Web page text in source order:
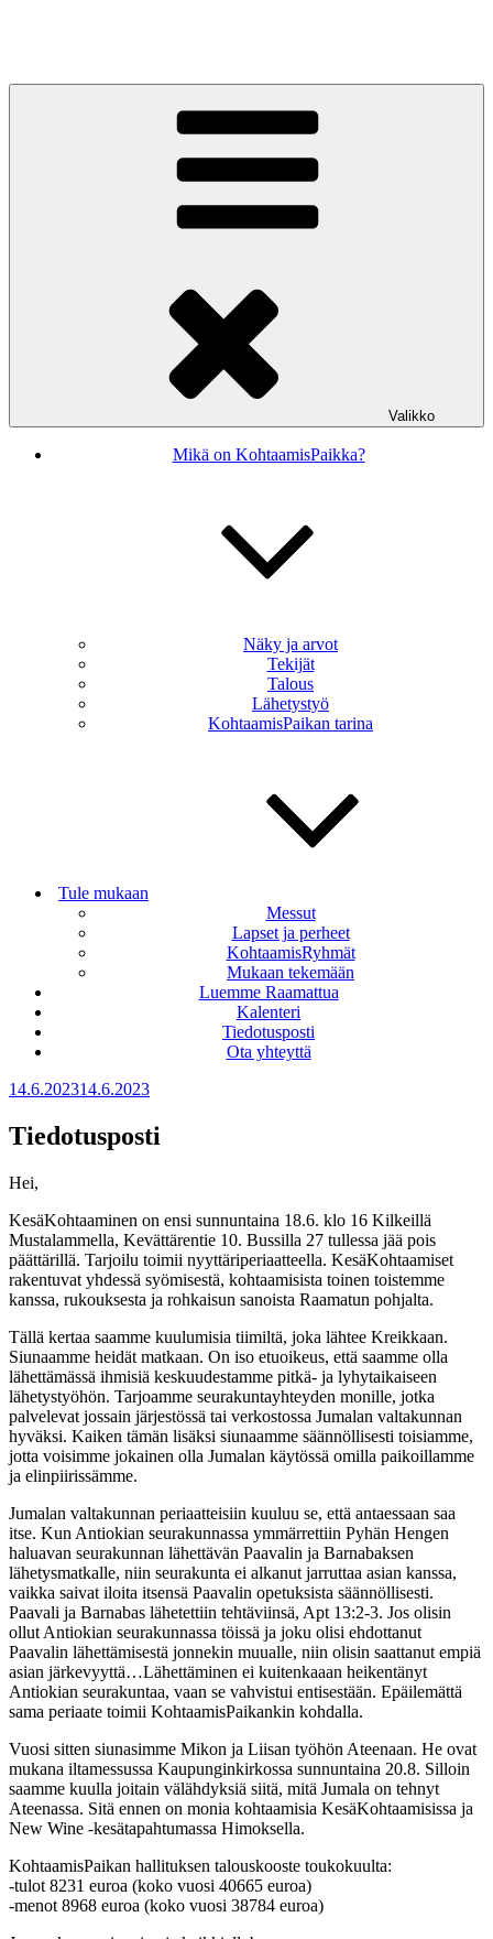
Valikko
Mikä on KohtaamisPaikka?
Näky ja arvot
Tekijät
Talous
Lähetystyö
KohtaamisPaikan tarina
Tule mukaan
Messut
Lapset ja perheet
KohtaamisRyhmät
Mukaan tekemään
Luemme Raamattua
Kalenteri
Tiedotusposti
Ota yhteyttä
Julkaistu
14.6.202314.6.2023
Tiedotusposti
Hei,
KesäKohtaaminen on ensi sunnuntaina 18.6. klo 16 Kilkeillä
Mustalammella, Kevättärentie 10. Bussilla 27 tullessa jää pois
päättärillä. Tarjoilu toimii nyyttäriperiaatteella. KesäKohtaamiset
rakentuvat yhdessä syömisestä, kohtaamisista toinen toistemme
kanssa, rukouksesta ja rohkaisun sanoista Raamatun pohjalta.
Tällä kertaa saamme kuulumisia tiimiltä, joka lähtee Kreikkaan.
Siunaamme heidät matkaan. On iso etuoikeus, että saamme olla
lähettämässä ihmisiä keskuudestamme pitkä- ja lyhytaikaiseen
lähetystyöhön. Tarjoamme seurakuntayhteyden monille, jotka
palvelevat jossain järjestössä tai verkostossa Jumalan valtakunnan
hyväksi. Kaiken tämän lisäksi siunaamme säännöllisesti toisiamme,
jotta voisimme jokainen olla Jumalan käytössä omilla paikoillamme
ja elinpiirissämme.
Jumalan valtakunnan periaatteisiin kuuluu se, että antaessaan saa
itse. Kun Antiokian seurakunnassa ymmärrettiin Pyhän Hengen
haluavan seurakunnan lähettävän Paavalin ja Barnabaksen
lähetysmatkalle, niin seurakunta ei alkanut jarruttaa asian kanssa,
vaikka saivat iloita itsensä Paavalin opetuksista säännöllisesti.
Paavali ja Barnabas lähetettiin tehtäviinsä, Apt 13:2-3. Jos olisin
ollut Antiokian seurakunnassa töissä ja joku olisi ehdottanut
Paavalin lähettämisestä jonnekin muualle, niin olisin saattanut empiä
asian järkevyyttä…Lähettäminen ei kuitenkaaan heikentänyt
Antiokian seurakuntaa, vaan se vahvistui entisestään. Epäilemättä
sama periaate toimii KohtaamisPaikankin kohdalla.
Vuosi sitten siunasimme Mikon ja Liisan työhön Ateenaan. He ovat
mukana iltamessussa Kaupunginkirkossa sunnuntaina 20.8. Silloin
saamme kuulla joitain välähdyksiä siitä, mitä Jumala on tehnyt
Ateenassa. Sitä ennen on monia kohtaamisia KesäKohtaamisissa ja
New Wine -kesätapahtumassa Himoksella.
KohtaamisPaikan hallituksen talouskooste toukokuulta:
-tulot 8231 euroa (koko vuosi 40665 euroa)
-menot 8968 euroa (koko vuosi 38784 euroa)